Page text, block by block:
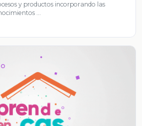
y productos incorporando las
…